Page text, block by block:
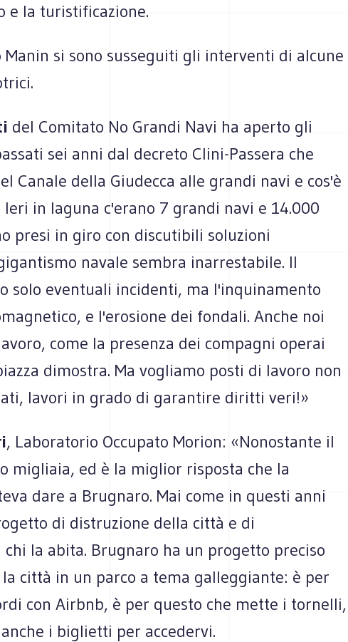
e la turistificazione.
si sono susseguiti gli interventi di alcune
del Comitato No Grandi Navi ha aperto gli
sei anni dal decreto Clini-Passera che
Canale della Giudecca alle grandi navi e cos'è
in laguna c'erano 7 grandi navi e 14.000
presi in giro con discutibili soluzioni
navale sembra inarrestabile. Il
solo eventuali incidenti, ma l'inquinamento
e l'erosione dei fondali. Anche noi
come la presenza dei compagni operai
dimostra. Ma vogliamo posti di lavoro non
lavori in grado di garantire diritti veri!»
, Laboratorio Occupato Morion: «Nonostante il
migliaia, ed è la miglior risposta che la
dare a Brugnaro. Mai come in questi anni
di distruzione della città e di
la abita. Brugnaro ha un progetto preciso
città in un parco a tema galleggiante: è per
con Airbnb, è per questo che mette i tornelli,
i biglietti per accedervi.